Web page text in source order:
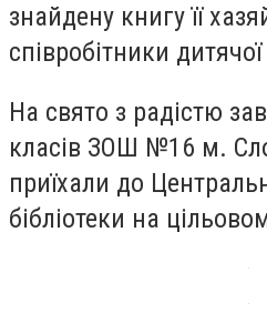
знайдену книгу її
співробітники дитячої
На свято з радістю
класів ЗОШ №16 м.
приїхали до
бібліотеки на